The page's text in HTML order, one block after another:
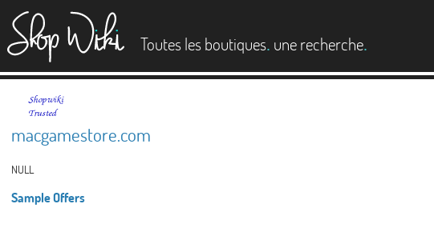
Toutes les boutiques. une recherche.
macgamestore.com
NULL
Sample Offers